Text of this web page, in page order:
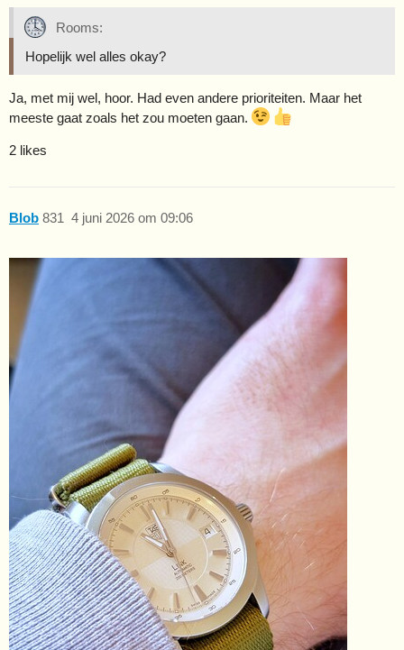
Rooms:
Hopelijk wel alles okay?
Ja, met mij wel, hoor. Had even andere prioriteiten. Maar het
meeste gaat zoals het zou moeten gaan.
2 likes
Blob 4 juni 2026 om 09:06
831